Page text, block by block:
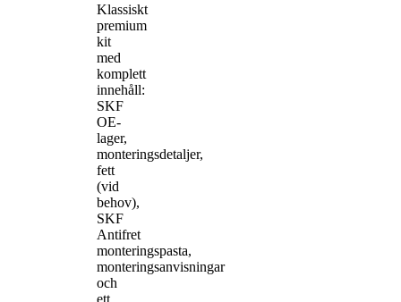
Klassiskt
premium
kit
med
komplett
innehåll:
SKF
OE-
lager,
monteringsdetaljer,
fett
(vid
behov),
SKF
Antifret
monteringspasta,
monteringsanvisningar
och
ett